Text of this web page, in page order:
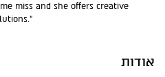
miss and she offers creative
אודות